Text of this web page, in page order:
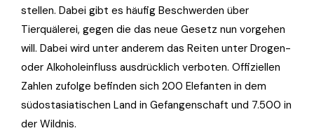
stellen. Dabei gibt es häufig Beschwerden über
Tierquälerei, gegen die das neue Gesetz nun vorgehen
will. Dabei wird unter anderem das Reiten unter Drogen-
oder Alkoholeinfluss ausdrücklich verboten. Offiziellen
Zahlen zufolge befinden sich 200 Elefanten in dem
südostasiatischen Land in Gefangenschaft und 7.500 in
der Wildnis.